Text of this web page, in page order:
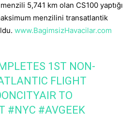
5,741 km olan CS100 yaptığı
menzilini transatlantik
www.BagimsizHavacilar.com
1ST NON-
FLIGHT
TO
#NYC #AVGEEK